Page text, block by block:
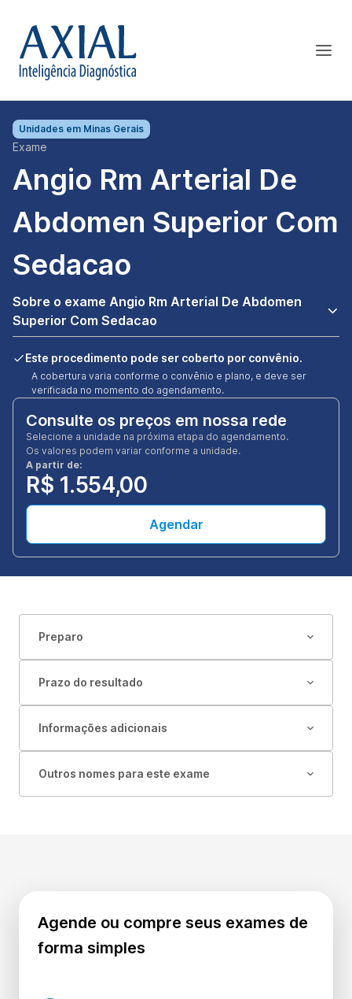
Unidades em Minas Gerais
Exame
Angio Rm Arterial De
Abdomen Superior Com
Sedacao
Sobre o exame Angio Rm Arterial De Abdomen
Superior Com Sedacao
Este procedimento pode ser coberto por convênio.
A cobertura varia conforme o convênio e plano, e deve ser
verificada no momento do agendamento.
Consulte os preços em nossa rede
Selecione a unidade na próxima etapa do agendamento.
Os valores podem variar conforme a unidade.
A partir de:
R$ 1.554,00
Agendar
Preparo
Prazo do resultado
Informações adicionais
Outros nomes para este exame
Agende ou compre seus exames de
forma simples